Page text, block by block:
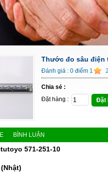
Thước đo sâu điện
Đánh giá : 0 điểm 1 2
Chia sẻ :
Đặt hàng :
Đặt
BÌNH LUẬN
571-251-10